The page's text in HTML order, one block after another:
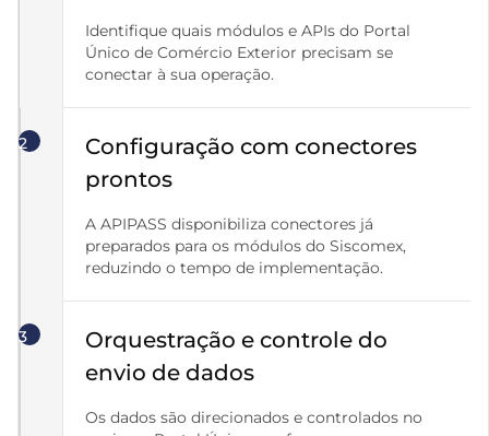
Identifique quais módulos e APIs do Portal
Único de Comércio Exterior precisam se
conectar à sua operação.
2
Configuração com conectores
prontos
A APIPASS disponibiliza conectores já
preparados para os módulos do Siscomex,
reduzindo o tempo de implementação.
3
Orquestração e controle do
envio de dados
Os dados são direcionados e controlados no